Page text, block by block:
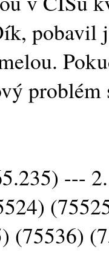
pobavil
problém
---
(75536)